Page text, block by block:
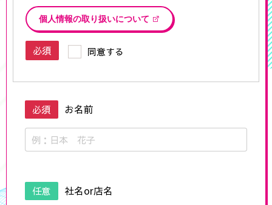
個人情報の取り扱いについて
必須 同意する
必須 お名前
任意 社名or店名